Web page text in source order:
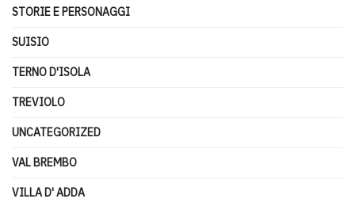
STORIE E PERSONAGGI
SUISIO
TERNO D'ISOLA
TREVIOLO
UNCATEGORIZED
VAL BREMBO
VILLA D' ADDA